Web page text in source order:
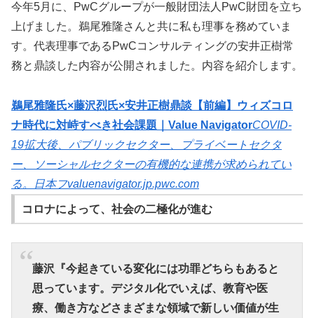
今年5月に、PwCグループが一般財団法人PwC財団を立ち
上げました。鵜尾雅隆さんと共に私も理事を務めていま
す。代表理事であるPwCコンサルティングの安井正樹常
務と鼎談した内容が公開されました。内容を紹介します。
鵜尾雅隆氏×藤沢烈氏×安井正樹鼎談【前編】ウィズコロ
ナ時代に対峙すべき社会課題｜Value NavigatorCOVID-
19拡大後、パブリックセクター、プライベートセクタ
ー、ソーシャルセクターの有機的な連携が求められてい
る。日本フvaluenavigator.jp.pwc.com
コロナによって、社会の二極化が進む
藤沢『今起きている変化には功罪どちらもあると
思っています。デジタル化でいえば、教育や医
療、働き方などさまざまな領域で新しい価値が生